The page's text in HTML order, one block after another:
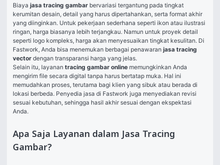
Biaya jasa tracing gambar bervariasi tergantung pada tingkat
kerumitan desain, detail yang harus dipertahankan, serta format akhir
yang diinginkan. Untuk pekerjaan sederhana seperti ikon atau ilustrasi
ringan, harga biasanya lebih terjangkau. Namun untuk proyek detail
seperti logo kompleks, harga akan menyesuaikan tingkat kesulitan. Di
Fastwork, Anda bisa menemukan berbagai penawaran jasa tracing
vector dengan transparansi harga yang jelas.
Selain itu, layanan tracing gambar online memungkinkan Anda
mengirim file secara digital tanpa harus bertatap muka. Hal ini
memudahkan proses, terutama bagi klien yang sibuk atau berada di
lokasi berbeda. Penyedia jasa di Fastwork juga menyediakan revisi
sesuai kebutuhan, sehingga hasil akhir sesuai dengan ekspektasi
Anda.
Apa Saja Layanan dalam Jasa Tracing
Gambar?